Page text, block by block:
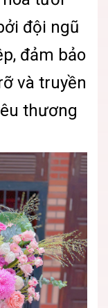
đội ngũ
đảm bảo
và truyền
thương